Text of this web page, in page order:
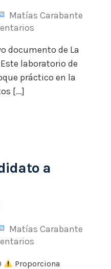
Matías Carabante
documento de La
laboratorio de
práctico en la
[...]
a
Matías Carabante
Proporciona